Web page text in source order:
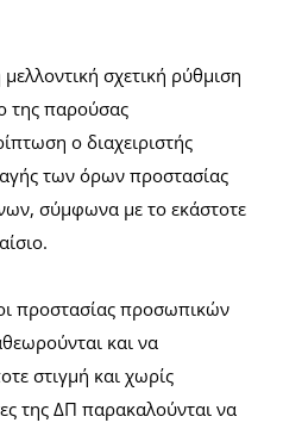
σχετική ρύθμιση
της παρούσας
ο διαχειριστής
των όρων προστασίας
σύμφωνα με το εκάστοτε
προστασίας προσωπικών
και να
στιγμή και χωρίς
της ΔΠ παρακαλούνται να